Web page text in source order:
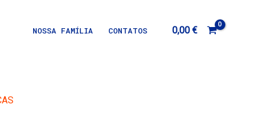
NOSSA FAMÍLIA CONTATOS 0,00 €